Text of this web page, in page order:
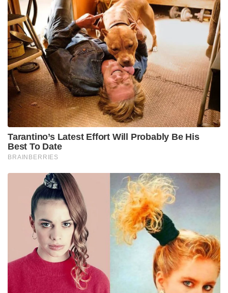
Tarantino’s Latest Effort Will Probably Be His
Best To Date
BRAINBERRIES